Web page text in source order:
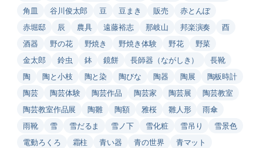
角皿
谷川俊太郎 豆 豆まき 販売
赤とんぼ
赤堀邸
辰 農具 遠藤裕志 那岐山 邦楽演奏
酉
酒器
野の花 野焼き 野焼き体験 野花
野菜
金太郎
鈴虫 鉢 鏡餅 長師器（ながしき）
長靴
陶
陶と小枝 陶と染 陶びな 陶器 陶展
陶板時計
陶芸
陶芸体験 陶芸作品 陶芸家 陶芸展
陶芸教室
陶芸教室作品展
陶雛 陶額 雅桜 雛人形
雨傘
雨靴
雪 雪だるま 雪ノ下 雪化粧 雪吊り
雪景色
電動ろくろ
霜柱 青い器 青の世界
青マット